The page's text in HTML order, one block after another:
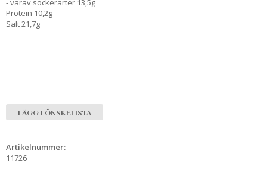
Protein 10,2g
Salt 21,7g
LÄGG I ÖNSKELISTA
Artikelnummer:
11726